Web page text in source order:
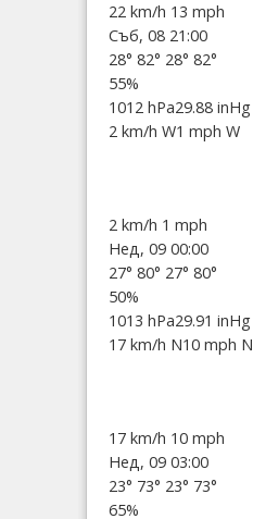
22 km/h 13 mph
Съб, 08 21:00
28° 82° 28° 82°
55%
1012 hPa29.88 inHg
2 km/h W1 mph W
2 km/h 1 mph
Нед, 09 00:00
27° 80° 27° 80°
50%
1013 hPa29.91 inHg
17 km/h N10 mph N
17 km/h 10 mph
Нед, 09 03:00
23° 73° 23° 73°
65%